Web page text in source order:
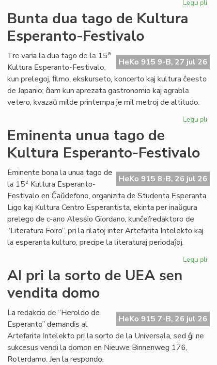
Legu pli
de
Bunta dua tago de Kultura
Esperanto-Festivalo
HeKo 915 9-B, 27 jul 26
Tre varia la dua tago de la 15a
Kultura Esperanto-Festivalo,
kun prelegoj, ﬁlmo, ekskurseto, koncerto kaj kultura ĉeesto
de Japanio; ĉiam kun aprezata gastronomio kaj agrabla
vetero, kvazaŭ milde printempa je mil metroj de altitudo.
Legu pli
Eminenta unua tago de
Kultura Esperanto-Festivalo
HeKo 915 8-B, 26 jul 26
Eminente bona la unua tago de
la 15a Kultura Esperanto-
Festivalo en Ĉaŭdefono, organizita de Studenta Esperanta
Ligo kaj Kultura Centro Esperantista, ekinta per inaŭgura
prelego de c-ano Alessio Giordano, kunĉefredaktoro de
“Literatura Foiro”, pri la rilatoj inter Artefarita Intelekto kaj
la esperanta kulturo, precipe la literaturaj periodaĵoj.
Legu pli
AI pri la sorto de UEA sen
vendita domo
HeKo 915 7-B, 26 jul 26
La redakcio de “Heroldo de
Esperanto” demandis al
Artefarita Intelekto pri la sorto de la Universala, sed ĝi ne
sukcesus vendi la domon en Nieuwe Binnenweg 176,
Roterdamo. Jen la respondo: